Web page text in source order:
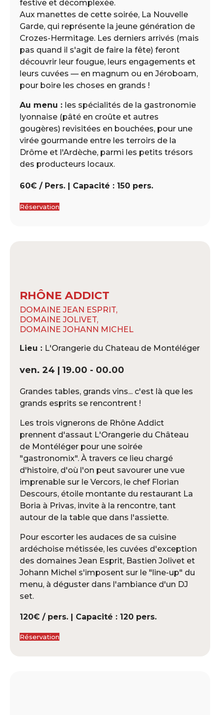
festive et décomplexée.
Aux manettes de cette soirée, La Nouvelle
Garde, qui représente la jeune génération de
Crozes-Hermitage. Les derniers arrivés (mais
pas quand il s'agit de faire la fête) feront
découvrir leur fougue, leurs engagements et
leurs cuvées — en magnum ou en Jéroboam,
pour boire les choses en grands !
Au menu : les spécialités de la gastronomie
lyonnaise (pâté en croûte et autres
gougères) revisitées en bouchées, pour une
virée gourmande entre les terroirs de la
Drôme et l'Ardèche, parmi les petits trésors
des producteurs locaux.
60€ / Pers. | Capacité : 150 pers.
Réservation
RHÔNE ADDICT
DOMAINE JEAN ESPRIT,
DOMAINE JOLIVET,
DOMAINE JOHANN MICHEL
Lieu : L'Orangerie du Chateau de Montéléger
ven. 24 | 19.00 - 00.00
Grandes tables, grands vins... c'est là que les
grands esprits se rencontrent !
Les trois vignerons de Rhône Addict
prennent d'assaut L'Orangerie du Château
de Montéléger pour une soirée
"gastronomix". À travers ce lieu chargé
d'histoire, d'où l'on peut savourer une vue
imprenable sur le Vercors, le chef Florian
Descours, étoile montante du restaurant La
Boria à Privas, invite à la rencontre, tant
autour de la table que dans l'assiette.
Pour escorter les audaces de sa cuisine
ardéchoise métissée, les cuvées d'exception
des domaines Jean Esprit, Bastien Jolivet et
Johann Michel s'imposent sur le "line-up" du
menu, à déguster dans l'ambiance d'un DJ
set.
120€ / pers. | Capacité : 120 pers.
Réservation